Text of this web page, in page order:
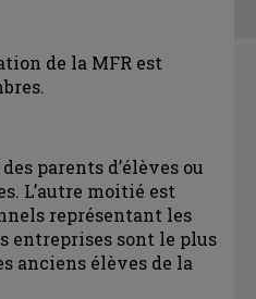
de la MFR est
parents d’élèves ou
L’autre moitié est
représentant les
entreprises sont le plus
anciens élèves de la